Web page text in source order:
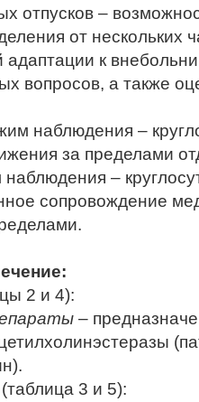
–
от нескольких
адаптации к
вопросов, а также
–
за пределами
–
сопровождение
2 и 4):
–
3 и 5):